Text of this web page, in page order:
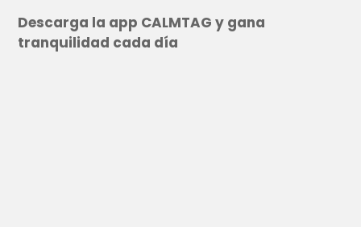
Descarga la app CALMTAG y gana
tranquilidad cada día